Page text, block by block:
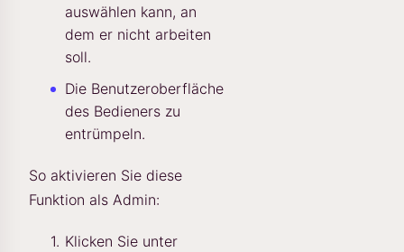
auswählen kann, an
dem er nicht arbeiten
soll.
Die Benutzeroberfläche
des Bedieners zu
entrümpeln.
So aktivieren Sie diese
Funktion als Admin:
Klicken Sie unter